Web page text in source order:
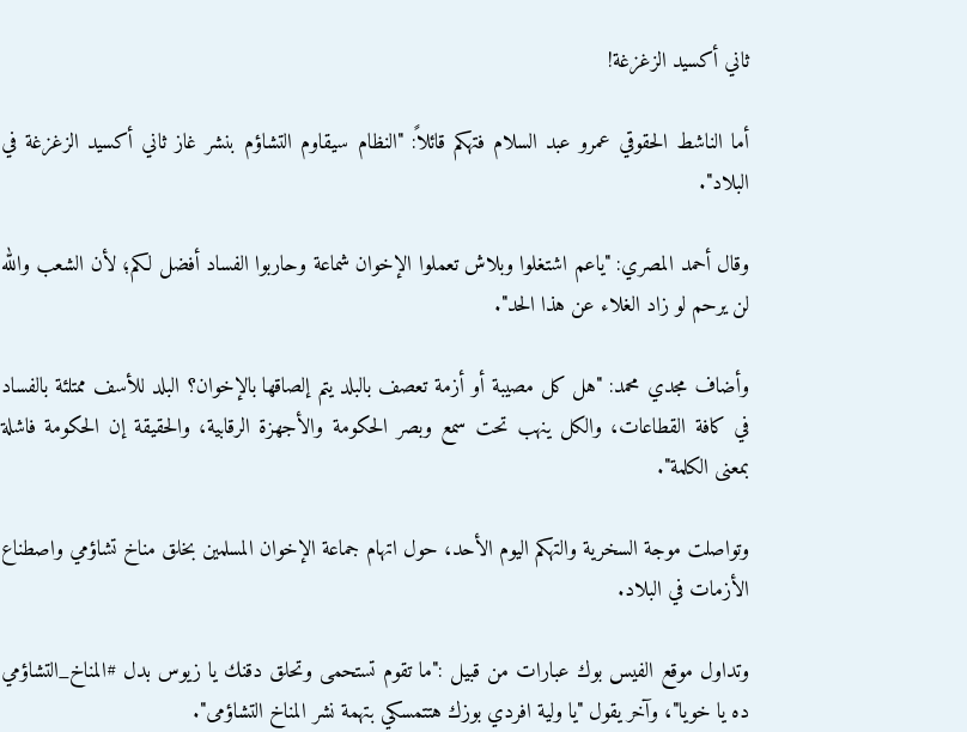
ثاني أكسيد الزغزغة!
أما الناشط الحقوقي عمرو عبد السلام فتهكم قائلاً: "النظام سيقاوم التشاؤم بنشر غاز ثاني أكسيد الزغزغة في
البلاد".
وقال أحمد المصري: "ياعم اشتغلوا وبلاش تعملوا الإخوان شماعة وحاربوا الفساد أفضل لكم؛ لأن الشعب والله
لن يرحم لو زاد الغلاء عن هذا الحد".
وأضاف مجدي محمد: "هل كل مصيبة أو أزمة تعصف بالبلد يتم إلصاقها بالإخوان؟ البلد للأسف ممتلئة بالفساد
في كافة القطاعات، والكل ينهب تحت سمع وبصر الحكومة والأجهزة الرقابية، والحقيقة إن الحكومة فاشلة
بمعنى الكلمة".
وتواصلت موجة السخرية والتهكم اليوم الأحد، حول اتهام جماعة الإخوان المسلمين بخلق مناخ تشاؤمي واصطناع
الأزمات في البلاد.
وتداول موقع الفيس بوك عبارات من قبيل :"ما تقوم تستحمى وتحلق دقنك يا زيوس بدل #المناخ_التشاؤمي
ده يا خويا"، وآخر يقول "يا ولية افردي بوزك هتتمسكي بتهمة نشر المناخ التشاؤمى".